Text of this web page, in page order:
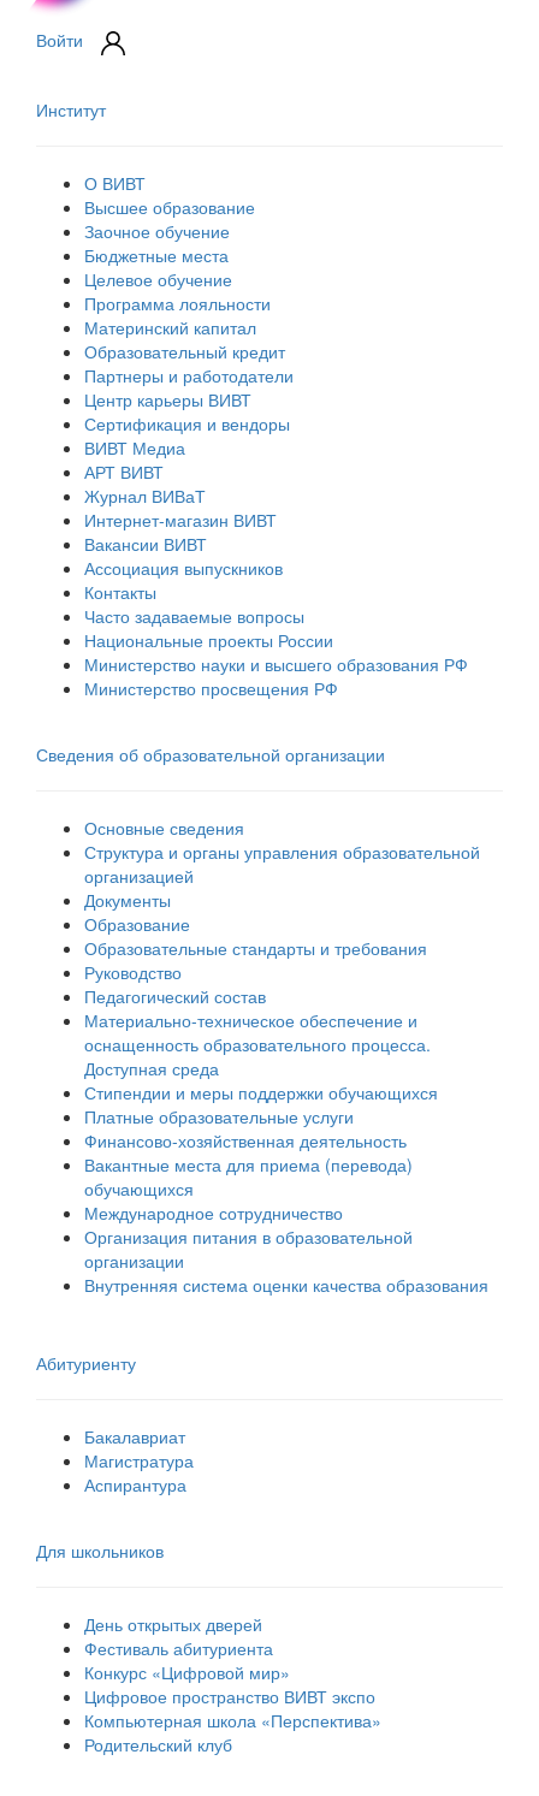
Войти
Институт
О ВИВТ
Высшее образование
Заочное обучение
Бюджетные места
Целевое обучение
Программа лояльности
Материнский капитал
Образовательный кредит
Партнеры и работодатели
Центр карьеры ВИВТ
Сертификация и вендоры
ВИВТ Медиа
АРТ ВИВТ
Журнал ВИВаТ
Интернет-магазин ВИВТ
Вакансии ВИВТ
Ассоциация выпускников
Контакты
Часто задаваемые вопросы
Национальные проекты России
Министерство науки и высшего образования РФ
Министерство просвещения РФ
Сведения об образовательной организации
Основные сведения
Структура и органы управления образовательной
организацией
Документы
Образование
Образовательные стандарты и требования
Руководство
Педагогический состав
Материально-техническое обеспечение и
оснащенность образовательного процесса.
Доступная среда
Стипендии и меры поддержки обучающихся
Платные образовательные услуги
Финансово-хозяйственная деятельность
Вакантные места для приема (перевода)
обучающихся
Международное сотрудничество
Организация питания в образовательной
организации
Внутренняя система оценки качества образования
Абитуриенту
Бакалавриат
Магистратура
Аспирантура
Для школьников
День открытых дверей
Фестиваль абитуриента
Конкурс «Цифровой мир»
Цифровое пространство ВИВТ экспо
Компьютерная школа «Перспектива»
Родительский клуб